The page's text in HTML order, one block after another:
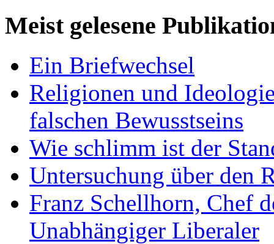
Meist gelesene
Ein Briefwechsel
Religionen und
falschen Bewusstseins
Wie schlimm ist der
Untersuchung über den
Franz Schellhorn, Chef
Unabhängiger Liberaler